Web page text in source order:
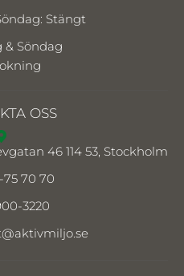
Stängt
& Söndag
OSS
46 114 53, Stockholm
75 70 70
3220